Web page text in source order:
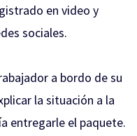
en video y
sociales.
a bordo de su
la situación a la
entregarle el paquete.